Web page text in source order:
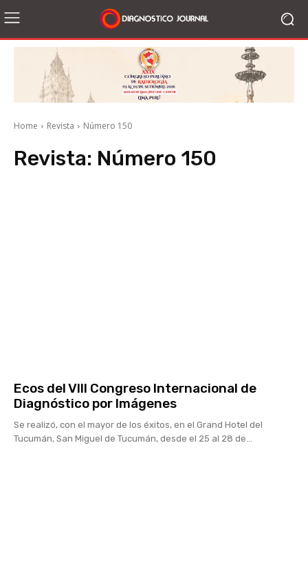
Home Revista Número 150
Revista: Número 150
Ecos del VIII Congreso Internacional de
Diagnóstico por Imágenes
Se realizó, con el mayor de los éxitos, en el Grand Hotel del
Tucumán, San Miguel de Tucumán, desde el 25 al 28 de...